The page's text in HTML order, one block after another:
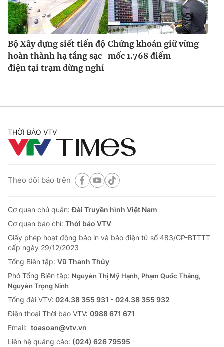
Bộ Xây dựng siết tiến độ
hoàn thành hạ tầng sạc
điện tại trạm dừng nghỉ
Chứng khoán giữ vững
mốc 1.768 điểm
THỜI BÁO VTV
Theo dõi báo trên
Cơ quan chủ quản:Đài Truyền hình Việt Nam
Cơ quan báo chí: Thời báo VTV
Giấy phép hoạt động báo in và báo điện tử số 483/GP-BTTTT
cấp ngày 29/12/2023
Tổng Biên tập: Vũ Thanh Thủy
Phó Tổng Biên tập: Nguyễn Thị Mỹ Hạnh, Phạm Quốc Thắng,
Nguyễn Trọng Ninh
Tổng đài VTV: 024.38 355 931 - 024.38 355 932
Ðiện thoại Thời báo VTV: 0988 671 671
Email: toasoan@vtv.vn
Liên hệ quảng cáo: (024) 626 79595